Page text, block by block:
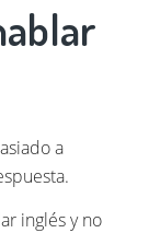
a
inglés y no